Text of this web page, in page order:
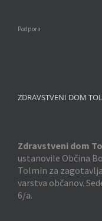
Podpora
ZDRAVSTVENI DOM
Zdravstveni dom
ustanovile Občina
Tolmin za
varstva občanov.
6/a.